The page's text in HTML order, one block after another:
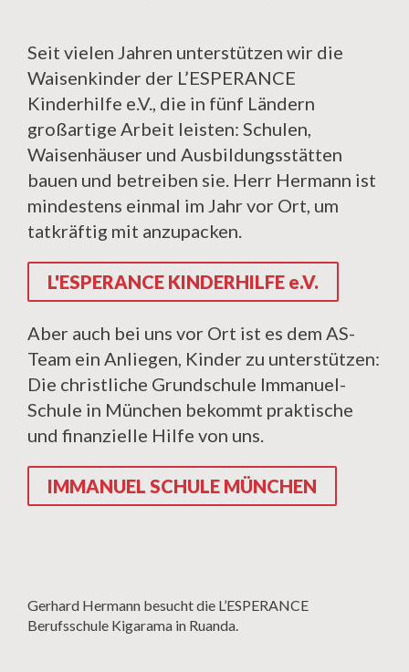
Seit vielen Jahren unterstützen wir die
Waisenkinder der L’ESPERANCE
Kinderhilfe e.V., die in fünf Ländern
großartige Arbeit leisten: Schulen,
Waisenhäuser und Ausbildungsstätten
bauen und betreiben sie. Herr Hermann ist
mindestens einmal im Jahr vor Ort, um
tatkräftig mit anzupacken.
L'ESPERANCE KINDERHILFE e.V.
Aber auch bei uns vor Ort ist es dem AS-
Team ein Anliegen, Kinder zu unterstützen:
Die christliche Grundschule Immanuel-
Schule in München bekommt praktische
und finanzielle Hilfe von uns.
IMMANUEL SCHULE MÜNCHEN
Gerhard Hermann besucht die L’ESPERANCE
Berufsschule Kigarama in Ruanda.